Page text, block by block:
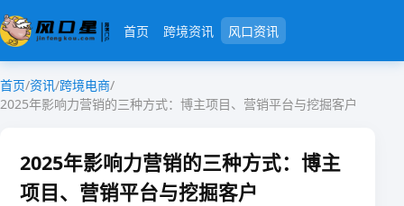
首页 跨境资讯 风口资讯
首页/资讯/跨境电商/
2025年影响力营销的三种方式：博主项目、营销平台与挖掘客户
2025年影响力营销的三种方式：博主
项目、营销平台与挖掘客户